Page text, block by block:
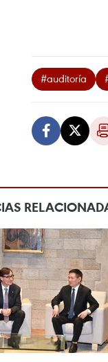
#auditoría